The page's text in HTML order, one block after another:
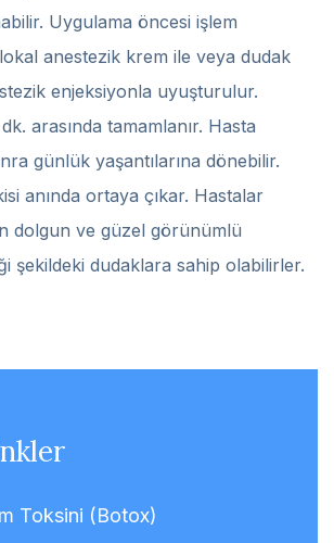
Uygulama öncesi işlem
anestezik krem ile veya dudak
enjeksiyonla uyuşturulur.
arasında tamamlanır. Hasta
günlük yaşantılarına dönebilir.
anında ortaya çıkar. Hastalar
dolgun ve güzel görünümlü
şekildeki dudaklara sahip olabilirler.
Toksini (Botox)